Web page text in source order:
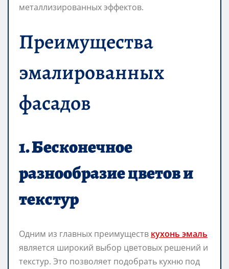
металлизированных эффектов.
Преимущества
эмалированных
фасадов
1. Бесконечное
разнообразие цветов и
текстур
Одним из главных преимуществ кухонь эмаль
является широкий выбор цветовых решений и
текстур. Это позволяет подобрать кухню под